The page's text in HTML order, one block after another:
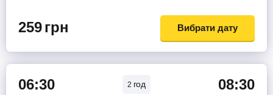
259грн Вибрати дату
06:30 2 год 08:30